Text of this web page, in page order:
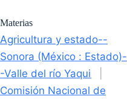
Materias
Agricultura y estado--
Sonora (México : Estado)-
-Valle del río Yaqui
Comisión Nacional de